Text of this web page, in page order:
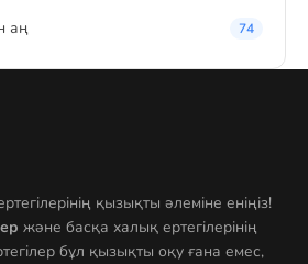
аң 74
қызықты әлеміне еніңіз!
және басқа халық ертегілерінің
бұл қызықты оқу ғана емес,